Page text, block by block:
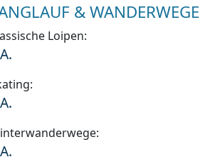
& WANDERWEGE
Loipen: